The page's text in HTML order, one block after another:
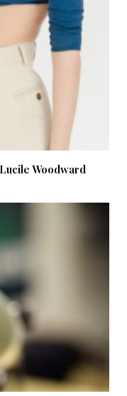
Woodward